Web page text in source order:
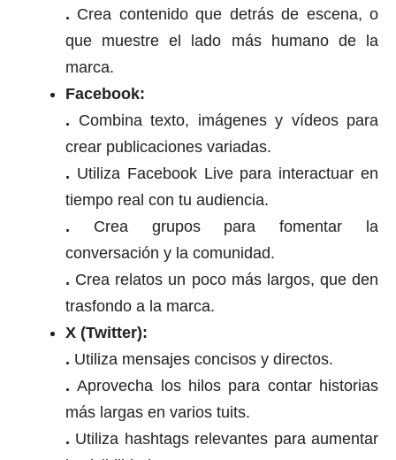
. Crea contenido que detrás de escena, o
que muestre el lado más humano de la
marca.
Facebook:
. Combina texto, imágenes y vídeos para
crear publicaciones variadas.
. Utiliza Facebook Live para interactuar en
tiempo real con tu audiencia.
. Crea grupos para fomentar la
conversación y la comunidad.
. Crea relatos un poco más largos, que den
trasfondo a la marca.
X (Twitter):
. Utiliza mensajes concisos y directos.
.Aprovecha los hilos para contar historias
más largas en varios tuits.
. Utiliza hashtags relevantes para aumentar